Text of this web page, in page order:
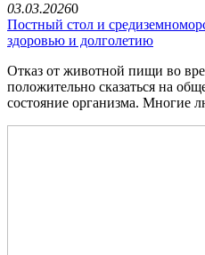
03.03.20260
Постный стол и
здоровью и долголетию
Отказ от животной пищи во
положительно сказаться на
состояние организма. Многие